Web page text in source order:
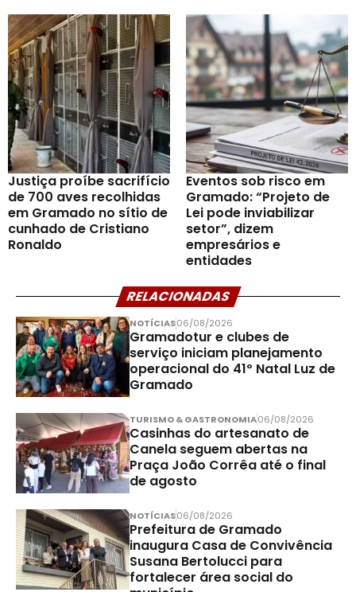
Justiça proíbe sacrifício
de 700 aves recolhidas
em Gramado no sítio de
cunhado de Cristiano
Ronaldo
Eventos sob risco em
Gramado: “Projeto de
Lei pode inviabilizar
setor”, dizem
empresários e
entidades
RELACIONADAS
NOTÍCIAS06/08/2026
Gramadotur e clubes de
serviço iniciam planejamento
operacional do 41º Natal Luz de
Gramado
TURISMO & GASTRONOMIA06/08/2026
Casinhas do artesanato de
Canela seguem abertas na
Praça João Corrêa até o final
de agosto
NOTÍCIAS06/08/2026
Prefeitura de Gramado
inaugura Casa de Convivência
Susana Bertolucci para
fortalecer área social do